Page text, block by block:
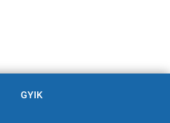
GYIK